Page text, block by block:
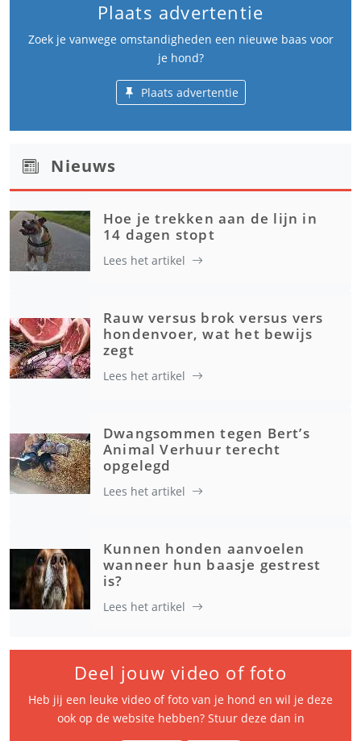
Plaats advertentie
Zoek je vanwege omstandigheden een nieuwe baas voor
je hond?
Plaats advertentie
Nieuws
Hoe je trekken aan de lijn in
14 dagen stopt
Lees het artikel
Rauw versus brok versus vers
hondenvoer, wat het bewijs
zegt
Lees het artikel
Dwangsommen tegen Bert’s
Animal Verhuur terecht
opgelegd
Lees het artikel
Kunnen honden aanvoelen
wanneer hun baasje gestrest
is?
Lees het artikel
Deel jouw video of foto
Heb jij een leuke video of foto van je hond en wil je deze
ook op de website hebben? Stuur deze dan in